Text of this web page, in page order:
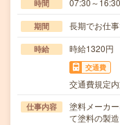
時間 07:30～16:30
期間 長期でお仕
時給 時給1320円
交通費
交通費規定
仕事内容
塗料メーカ
て塗料の製